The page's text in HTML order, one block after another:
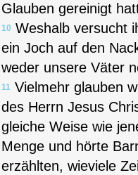
Glauben gereinigt
10 Weshalb versucht
ein Joch auf den
weder unsere Väter
11 Vielmehr glauben
des Herrn Jesus
gleiche Weise wie
Menge und hörte
erzählten, wieviele